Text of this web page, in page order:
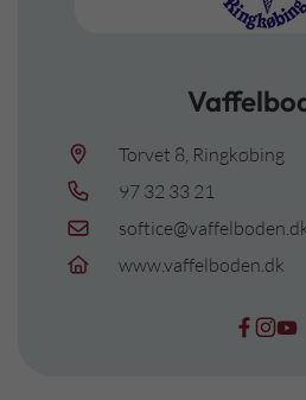
Torvet 8, Ringkøbing
97 32 33 21
www.vaffelboden.dk